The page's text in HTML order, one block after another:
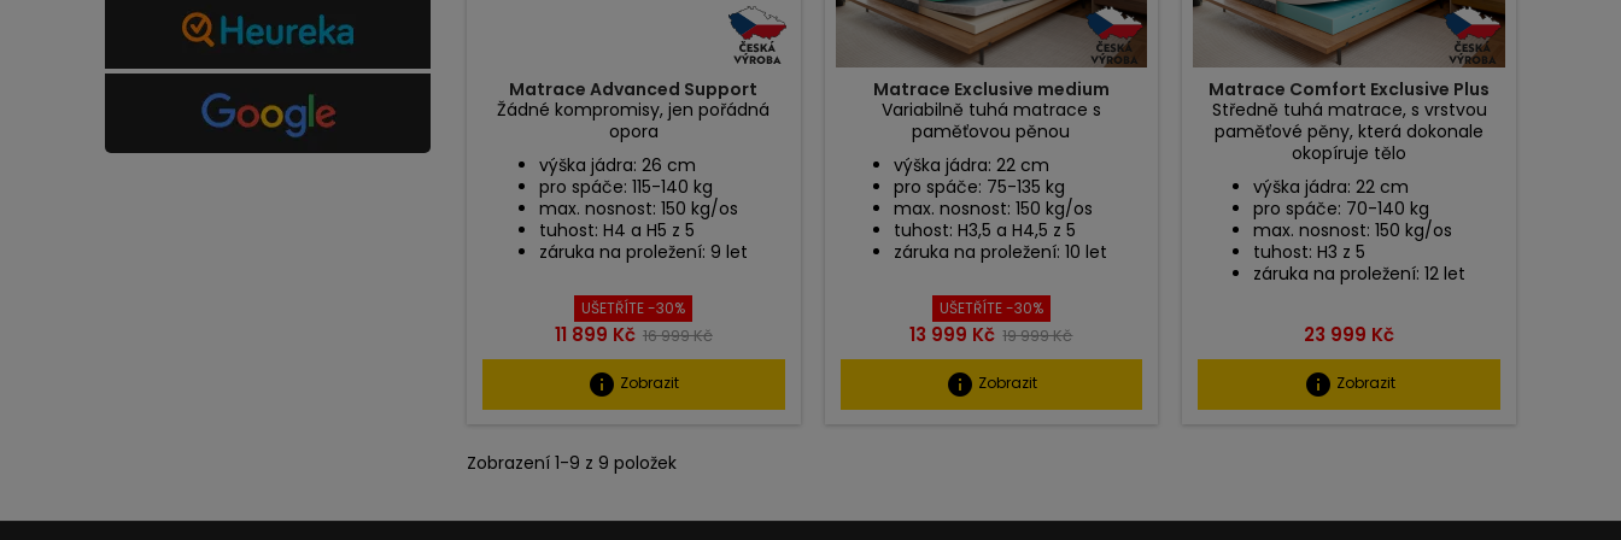
Matrace Advanced Support
Žádné kompromisy, jen pořádná
opora
výška jádra: 26 cm
pro spáče: 115-140 kg
max. nosnost: 150 kg/os
tuhost: H4 a H5 z 5
záruka na proležení: 9 let
UŠETŘÍTE -30%
Cena
11 899 Kč Běžná
cena
16 999 Kč
info Zobrazit
Matrace Exclusive medium
Variabilně tuhá matrace s
paměťovou pěnou
výška jádra: 22 cm
pro spáče: 75-135 kg
max. nosnost: 150 kg/os
tuhost: H3,5 a H4,5 z 5
záruka na proležení: 10 let
UŠETŘÍTE -30%
Cena
13 999 Kč Běžná
cena
19 999 Kč
info Zobrazit
Matrace Comfort Exclusive Plus
Středně tuhá matrace, s vrstvou
paměťové pěny, která dokonale
okopíruje tělo
výška jádra: 22 cm
pro spáče: 70-140 kg
max. nosnost: 150 kg/os
tuhost: H3 z 5
záruka na proležení: 12 let
Cena
23 999 Kč
info Zobrazit
Zobrazení 1-9 z 9 položek